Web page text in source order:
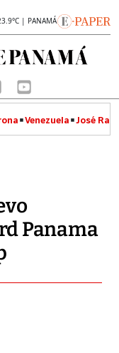
| PANAMÁ
Venezuela José
Panama